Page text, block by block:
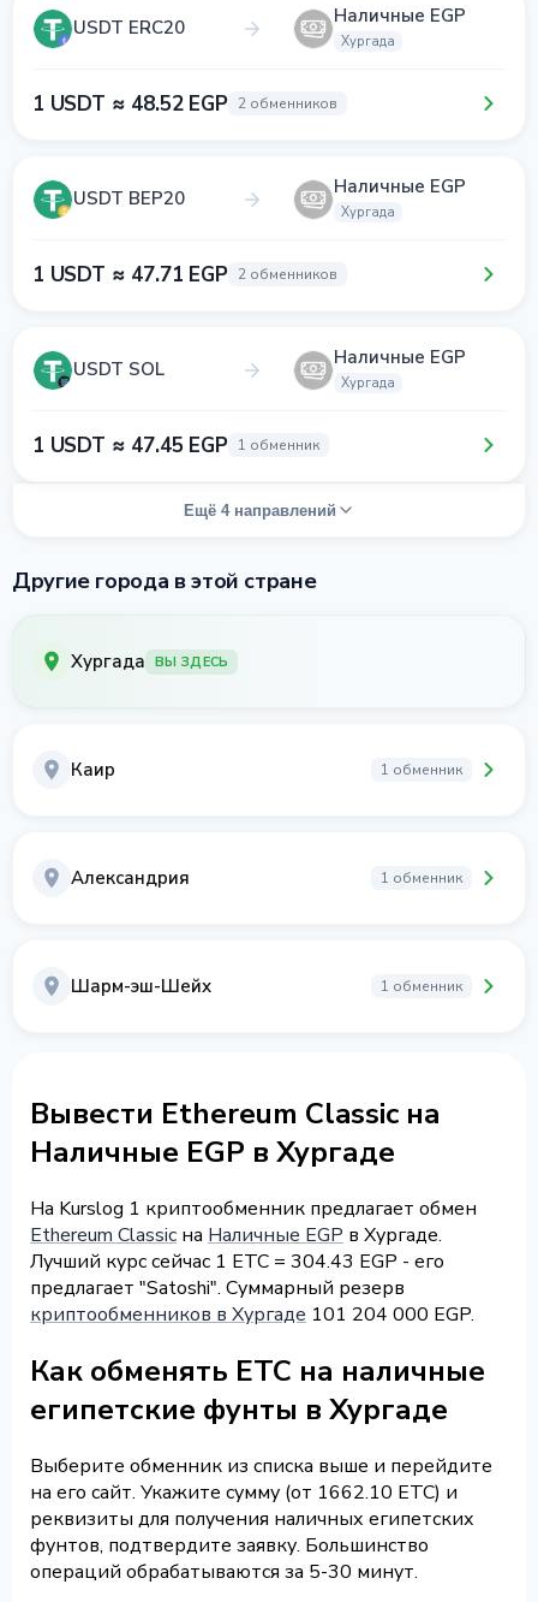
USDT ERC20 Наличные EGP
Хургада
1 USDT ≈ 48.52 EGP 2 обменников
USDT BEP20 Наличные EGP
Хургада
1 USDT ≈ 47.71 EGP 2 обменников
USDT SOL Наличные EGP
Хургада
1 USDT ≈ 47.45 EGP 1 обменник
Ещё 4 направлений
Другие города в этой стране
Хургада ВЫ ЗДЕСЬ
Каир 1 обменник
Александрия 1 обменник
Шарм-эш-Шейх 1 обменник
Вывести Ethereum Classic на
Наличные EGP в Хургаде
На Kurslog 1 криптообменник предлагает обмен
Ethereum Classic на Наличные EGP в Хургаде.
Лучший курс сейчас 1 ETC = 304.43 EGP - его
предлагает "Satoshi". Суммарный резерв
криптообменников в Хургаде 101 204 000 EGP.
Как обменять ETC на наличные
египетские фунты в Хургаде
Выберите обменник из списка выше и перейдите
на его сайт. Укажите сумму (от 1662.10 ETC) и
реквизиты для получения наличных египетских
фунтов, подтвердите заявку. Большинство
операций обрабатываются за 5-30 минут.